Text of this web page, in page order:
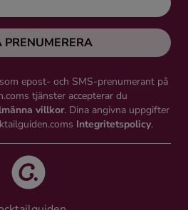
PRENUMERERA
epost- och SMS-prenumerant på
tjänster accepterar du
villkor. Dina angivna uppgifter
Integritetspolicy.